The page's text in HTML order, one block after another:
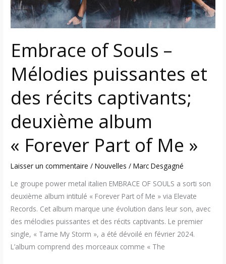
Embrace of Souls –
Mélodies puissantes et
des récits captivants;
deuxième album
« Forever Part of Me »
Laisser un commentaire /Nouvelles /Marc Desgagné
Le groupe power metal italien EMBRACE OF SOULS a sorti son
deuxième album intitulé « Forever Part of Me » via Elevate
Records. Cet album marque une évolution dans leur son, avec
des mélodies puissantes et des récits captivants. Le premier
single, « Tame My Storm », a été dévoilé en février 2024.
L’album comprend des morceaux comme « The
récits
captivants;
album
Part
Me »